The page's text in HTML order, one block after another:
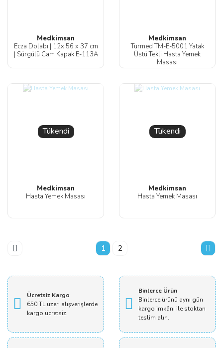
Medkimsan
Ecza Dolabı | 12x 56 x 37 cm
| Sürgülü Cam Kapak E-113A
Medkimsan
Turmed TM-E-5001 Yatak
Üstü Tekli Hasta Yemek
Masası
Tükendi
Medkimsan
Hasta Yemek Masası
Tükendi
Medkimsan
Hasta Yemek Masası
1 2
Ücretsiz Kargo
650 TL üzeri alışverişlerde
kargo ücretsiz.
Binlerce Ürün
Binlerce ürünü aynı gün
kargo imkânı ile stoktan
teslim alın.